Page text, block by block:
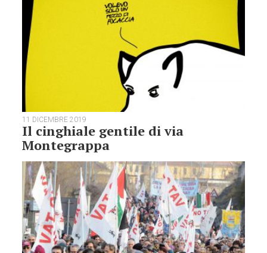
11 DICEMBRE 2019
Il cinghiale gentile di via
Montegrappa